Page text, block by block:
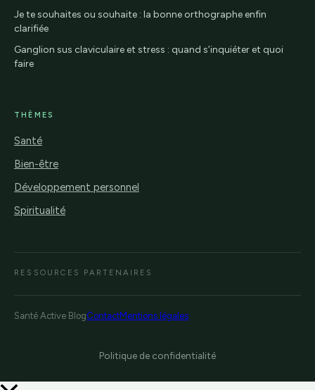
Je te souhaites ou souhaite : la bonne orthographe enfin
clarifiée
Ganglion sus claviculaire et stress : quand s’inquiéter et quoi
faire
THÈMES
Santé
Bien-être
Développement personnel
Spiritualité
RESSOURCES PARTENAIRES
Santé Active BlogContactMentions légales
Politique de confidentialité